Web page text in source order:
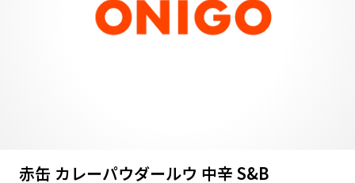
赤缶 カレーパウダールウ 中辛 S&B